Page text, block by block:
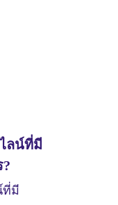
ลน์ที่มี
ที่มี